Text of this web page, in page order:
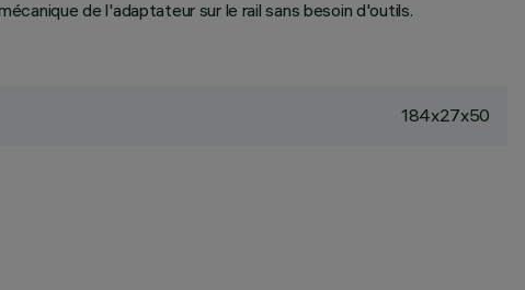
de l'adaptateur sur le rail sans besoin d'outils.
184x27x50